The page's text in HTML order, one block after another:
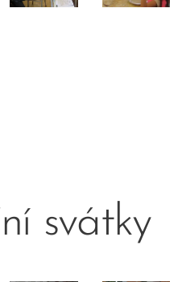
svátky
Boholsužbu
Přivítání